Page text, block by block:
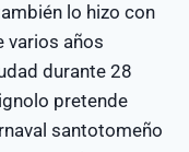
lo hizo con
varios años
durante 28
pretende
santotomeño